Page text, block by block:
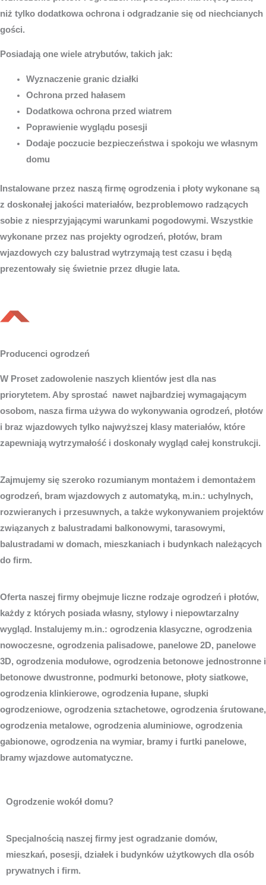
niż tylko dodatkowa ochrona i odgradzanie się od niechcianych
gości.
Posiadają one wiele atrybutów, takich jak:
Wyznaczenie granic działki
Ochrona przed hałasem
Dodatkowa ochrona przed wiatrem
Poprawienie wyglądu posesji
Dodaje poczucie bezpieczeństwa i spokoju we własnym
domu
Instalowane przez naszą firmę ogrodzenia i płoty wykonane są
z doskonałej jakości materiałów, bezproblemowo radzących
sobie z niesprzyjającymi warunkami pogodowymi. Wszystkie
wykonane przez nas projekty ogrodzeń, płotów, bram
wjazdowych czy balustrad wytrzymają test czasu i będą
prezentowały się świetnie przez długie lata.
Producenci ogrodzeń
W Proset zadowolenie naszych klientów jest dla nas
priorytetem. Aby sprostać nawet najbardziej wymagającym
osobom, nasza firma używa do wykonywania ogrodzeń, płotów
i braz wjazdowych tylko najwyższej klasy materiałów, które
zapewniają wytrzymałość i doskonały wygląd całej konstrukcji.
Zajmujemy się szeroko rozumianym montażem i demontażem
ogrodzeń, bram wjazdowych z automatyką, m.in.: uchylnych,
rozwieranych i przesuwnych, a także wykonywaniem projektów
związanych z balustradami balkonowymi, tarasowymi,
balustradami w domach, mieszkaniach i budynkach należących
do firm.
Oferta naszej firmy obejmuje liczne rodzaje ogrodzeń i płotów,
każdy z których posiada własny, stylowy i niepowtarzalny
wygląd. Instalujemy m.in.: ogrodzenia klasyczne, ogrodzenia
nowoczesne, ogrodzenia palisadowe, panelowe 2D, panelowe
3D, ogrodzenia modułowe, ogrodzenia betonowe jednostronne i
betonowe dwustronne, podmurki betonowe, płoty siatkowe,
ogrodzenia klinkierowe, ogrodzenia łupane, słupki
ogrodzeniowe, ogrodzenia sztachetowe, ogrodzenia śrutowane,
ogrodzenia metalowe, ogrodzenia aluminiowe, ogrodzenia
gabionowe, ogrodzenia na wymiar, bramy i furtki panelowe,
bramy wjazdowe automatyczne.
Ogrodzenie wokół domu?
Specjalnością naszej firmy jest ogradzanie domów,
mieszkań, posesji, działek i budynków użytkowych dla osób
prywatnych i firm.